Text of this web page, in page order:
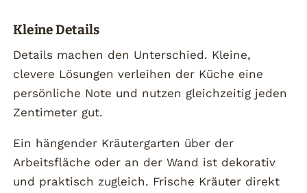
Kleine Details
Details machen den Unterschied. Kleine,
clevere Lösungen verleihen der Küche eine
persönliche Note und nutzen gleichzeitig jeden
Zentimeter gut.
Ein hängender Kräutergarten über der
Arbeitsfläche oder an der Wand ist dekorativ
und praktisch zugleich. Frische Kräuter direkt